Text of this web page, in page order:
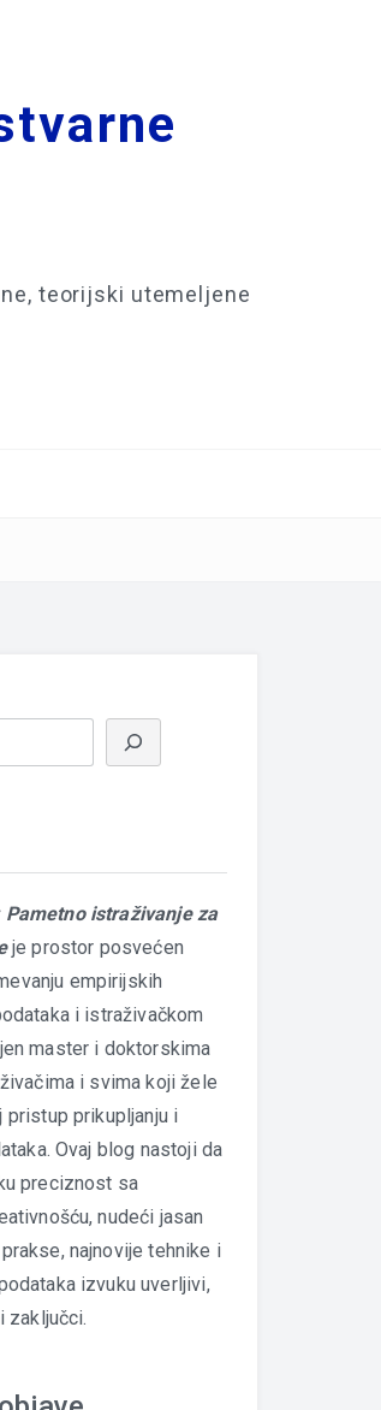
teorijski utemeljene
Pametno istraživanje za
je prostor posvećen
empirijskih
i istraživačkom
master i doktorskima
i svima koji žele
pristup prikupljanju i
Ovaj blog nastoji da
preciznost sa
nudeći jasan
najnovije tehnike i
izvuku uverljivi,
zaključci.